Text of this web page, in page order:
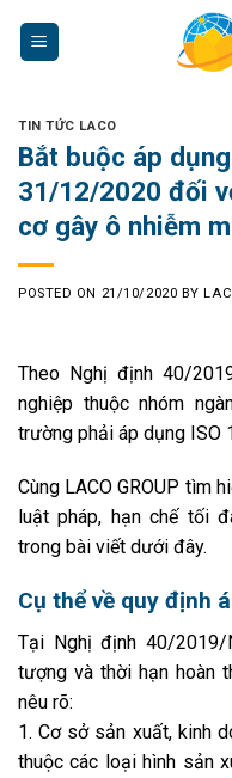
TIN TỨC LACO
Bắt buộc áp
31/12/2020 đối
cơ gây ô nhiễm
POSTED ON 21/10/2020 BY
Theo Nghị định 40/
nghiệp thuộc nhóm
trường phải áp dụng ISO
Cùng LACO GROUP tìm
luật pháp, hạn chế tối
trong bài viết dưới đây.
Cụ thể về quy định
Tại Nghị định 40/
tượng và thời hạn hoàn
nêu rõ:
1. Cơ sở sản xuất, kinh
thuộc các loại hình sản